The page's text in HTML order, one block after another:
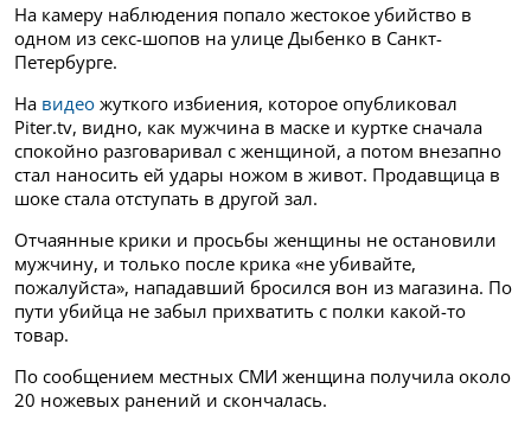
На камеру наблюдения попало жестокое убийство в
одном из секс-шопов на улице Дыбенко в Санкт-
Петербурге.
На видео жуткого избиения, которое опубликовал
Piter.tv, видно, как мужчина в маске и куртке сначала
спокойно разговаривал с женщиной, а потом внезапно
стал наносить ей удары ножом в живот. Продавщица в
шоке стала отступать в другой зал.
Отчаянные крики и просьбы женщины не остановили
мужчину, и только после крика «не убивайте,
пожалуйста», нападавший бросился вон из магазина. По
пути убийца не забыл прихватить с полки какой-то
товар.
По сообщением местных СМИ женщина получила около
20 ножевых ранений и скончалась.